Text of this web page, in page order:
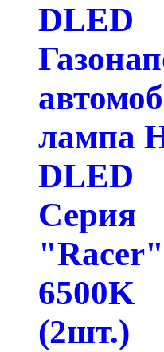
DLED
лампа
DLED
Серия
"Racer"
6500K
(2шт.)